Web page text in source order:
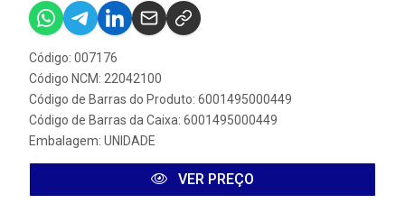
Código: 007176
Código NCM: 22042100
Código de Barras do Produto: 6001495000449
Código de Barras da Caixa: 6001495000449
Embalagem: UNIDADE
VER PREÇO